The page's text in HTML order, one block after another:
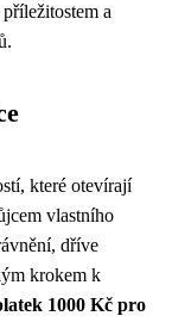
a
které otevírají
vlastního
dříve
krokem k
1000 Kč pro